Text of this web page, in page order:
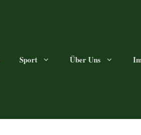
Sport Über Uns